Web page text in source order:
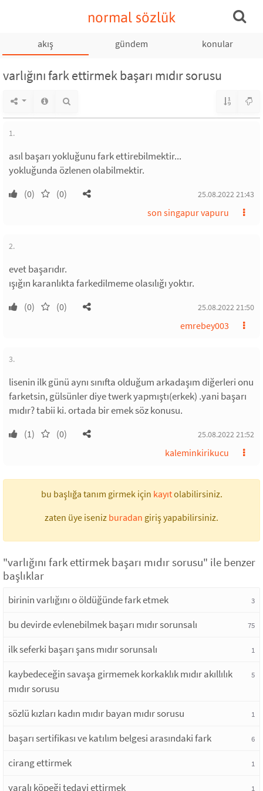
normal sözlük
akış gündem konular
varlığını fark ettirmek başarı mıdır sorusu
1.
asıl başarı yokluğunu fark ettirebilmektir...
yokluğunda özlenen olabilmektir.
(0) (0) 25.08.2022 21:43
son singapur vapuru
2.
evet başarıdır.
ışığın karanlıkta farkedilmeme olasılığı yoktır.
(0) (0) 25.08.2022 21:50
emrebey003
3.
lisenin ilk günü aynı sınıfta olduğum arkadaşım diğerleri onu
farketsin, gülsünler diye twerk yapmıştı(erkek) .yani başarı
mıdır? tabii ki. ortada bir emek söz konusu.
(1) (0) 25.08.2022 21:52
kaleminkirikucu
bu başlığa tanım girmek için kayıtolabilirsiniz.
zaten üye iseniz buradan giriş yapabilirsiniz.
"varlığını fark ettirmek başarı mıdır sorusu" ile benzer
başlıklar
birinin varlığını o öldüğünde fark etmek 3
bu devirde evlenebilmek başarı mıdır sorunsalı 75
ilk seferki başarı şans mıdır sorunsalı 1
kaybedeceğin savaşa girmemek korkaklık mıdır akıllılık
mıdır sorusu
5
sözlü kızları kadın mıdır bayan mıdır sorusu 1
başarı sertifikası ve katılım belgesi arasındaki fark 6
cirang ettirmek 1
yaralı köpeği tedavi ettirmek 1